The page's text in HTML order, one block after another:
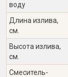
воду
Длина излива,
см.
Высота излива,
см.
Смеситель-